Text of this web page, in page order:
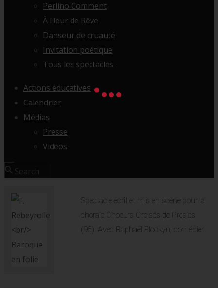
Perlino Comment
À Fleur de Rêve
Danseur de cruauté
Invitation poétique
Tous les spectacles
Actions éducatives
Calendrier
Médias
Presse
Vidéos
Spectacle écrit et mis en scène pour la
chorale Choeurs Croisés de Presles
(95). Avec Raphaël Plockyn, comédien